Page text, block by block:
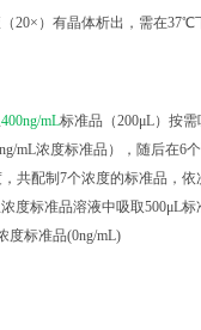
20×）有晶体析出，需在
400ng/mL标准品（200μL）按
mL浓度标准品），随后在6
共配制7个浓度的标准品，依
度标准品溶液中吸取500μL
度标准品(0ng/mL)